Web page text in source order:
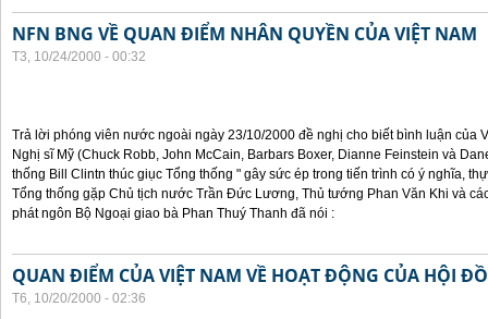
NFN BNG VỀ QUAN ĐIỂM NHÂN QUYỀN CỦA VIỆT NAM
T3, 10/24/2000 - 00:32
Trả lời phóng viên nước ngoài ngày 23/10/2000 đề nghị cho biết bình luận của
Nghị sĩ Mỹ (Chuck Robb, John McCain, Barbars Boxer, Dianne Feinstein và
thống Bill Clintn thúc giục Tổng thống " gây sức ép trong tiến trình có ý nghĩa,
Tổng thống gặp Chủ tịch nước Trần Đức Lương, Thủ tướng Phan Văn Khi và
phát ngôn Bộ Ngoại giao bà Phan Thuý Thanh đã nói :
QUAN ĐIỂM CỦA VIỆT NAM VỀ HOẠT ĐỘNG CỦA HỘI
T6, 10/20/2000 - 02:36